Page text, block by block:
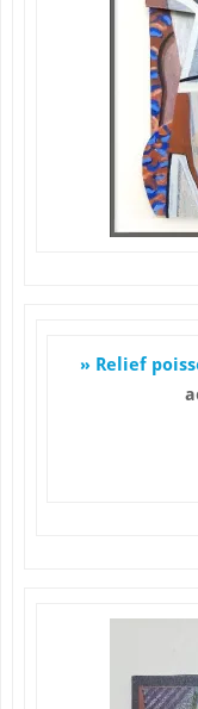
» Relief